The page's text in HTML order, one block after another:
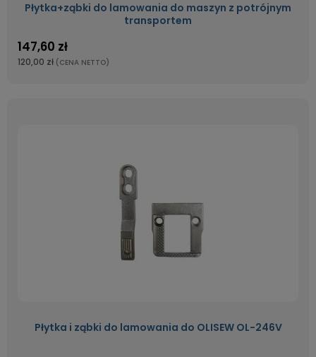
Płytka+ząbki do lamowania do maszyn z potrójnym
transportem
147,60 zł
120,00 zł (CENA NETTO)
Płytka i ząbki do lamowania do OLISEW OL-246V